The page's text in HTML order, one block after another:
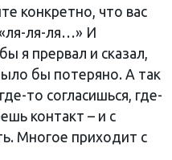
конкретно, что вас
ля-ля…» И
я прервал и сказал,
бы потеряно. А так
то согласишься, где-
контакт – и с
Многое приходит с